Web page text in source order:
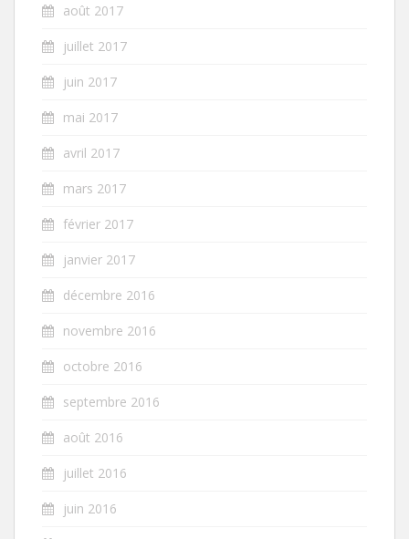
août 2017
juillet 2017
juin 2017
mai 2017
avril 2017
mars 2017
février 2017
janvier 2017
décembre 2016
novembre 2016
octobre 2016
septembre 2016
août 2016
juillet 2016
juin 2016